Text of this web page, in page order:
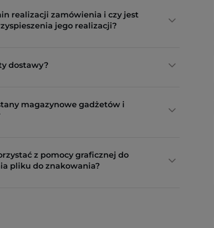
realizacji zamówienia i czy jest
jego realizacji?
dostawy?
magazynowe gadżetów i
z pomocy graficznej do
pliku do znakowania?